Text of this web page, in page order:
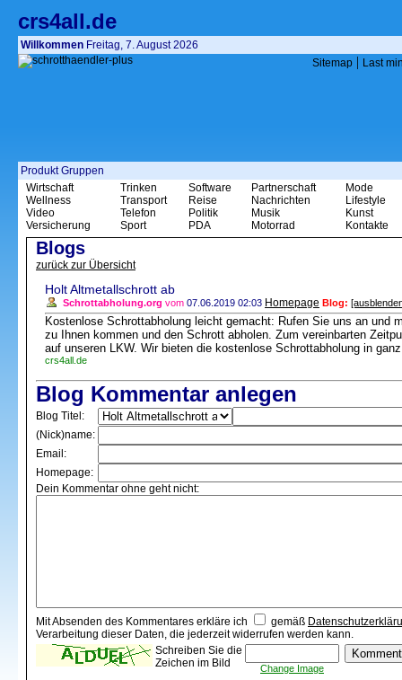
crs4all.de
Willkommen Freitag, 7. August 2026
Sitemap | Last
Produkt Gruppen
Wirtschaft
Wellness
Video
Versicherung
Trinken
Transport
Telefon
Sport
Software
Reise
Politik
PDA
Partnerschaft
Nachrichten
Musik
Motorrad
Mode
Lifestyle
Kunst
Kontakte
Blogs
zurück zur Übersicht
Holt Altmetallschrott ab
Schrottabholung.org vom 07.06.2019 02:03 Homepage Blog:
Kostenlose Schrottabholung leicht gemacht: Rufen Sie uns an und
zu Ihnen kommen und den Schrott abholen. Zum vereinbarten
auf unseren LKW. Wir bieten die kostenlose Schrottabholung in
crs4all.de
Blog Kommentar anlegen
Blog Titel:
(Nick)name:
Email:
Homepage:
Dein Kommentar ohne geht nicht:
Mit Absenden des Kommentares erkläre ich gemäß
Verarbeitung dieser Daten, die jederzeit widerrufen werden kann.
Schreiben Sie die
Zeichen im Bild
Change Image